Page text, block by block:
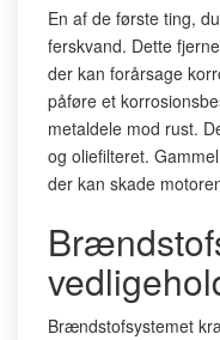
En af de første ting,
ferskvand. Dette
der kan forårsage
påføre et
metaldele mod rust.
og oliefilteret.
der kan skade
Brændstofsystemet